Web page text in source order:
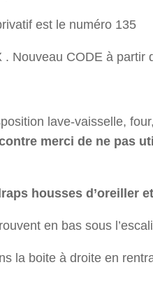
est le numéro 135
. Nouveau CODE à partir
lave-vaisselle,
merci de ne pas
housses d’oreiller
en bas sous
la boite à droite en